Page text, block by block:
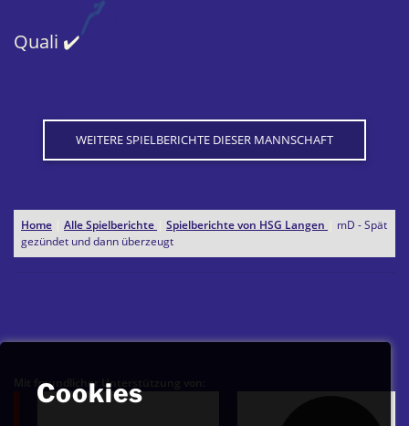
Quali ✔️
WEITERE SPIELBERICHTE DIESER MANNSCHAFT
Home Alle Spielberichte Spielberichte von HSG Langen
mD - Spät
gezündet und dann überzeugt
Mit freundlicher Unterstützung von:
Cookies